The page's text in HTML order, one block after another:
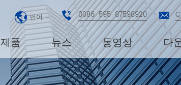
언어 0086-595-87598920
제품 뉴스 동영상 다